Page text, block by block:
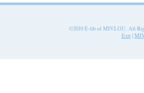
©2010 E-lib of MIVLGU. All
Exit |